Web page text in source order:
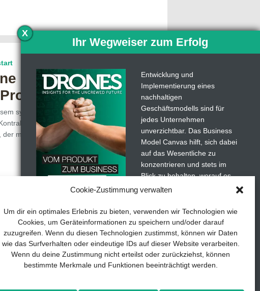
Cookie-Zustimmung verwalten
Um dir ein optimales Erlebnis zu bieten, verwenden wir Technologien wie
Cookies, um Geräteinformationen zu speichern und/oder darauf
zuzugreifen. Wenn du diesen Technologien zustimmst, können wir Daten
wie das Surfverhalten oder eindeutige IDs auf dieser Website verarbeiten.
Wenn du deine Zustimmung nicht erteilst oder zurückziehst, können
bestimmte Merkmale und Funktionen beeinträchtigt werden.
Racing League
MAXX
sympathischen jungen Mann und
bei der Arbeit zusehen
der muss am Sonntagabend (02. Juli, ab
X
Ihr Wegweiser zum Erfolg
Entwicklung und
Implementierung eines
nachhaltigen
Geschäftsmodells sind für
jedes Unternehmen
unverzichtbar. Das Business
Model Canvas hilft, sich dabei
auf das Wesentliche zu
konzentrieren und stets im
Blick zu behalten, worauf es
wirklich ankommt.
Abonnieren Sie unseren
kostenlosen Newsletter und
laden Sie den umfassenden
Leitfaden für KMU herunter:
„Vom Produkt zum Business:
Der Weg zum Erfolg mit dem